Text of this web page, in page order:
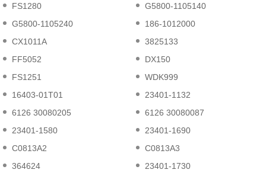
FS1280
G5800-1105140
G5800-1105240
186-1012000
CX1011A
3825133
FF5052
DX150
FS1251
WDK999
16403-01T01
23401-1132
6126 30080205
6126 30080087
23401-1580
23401-1690
C0813A2
C0813A3
364624
23401-1730